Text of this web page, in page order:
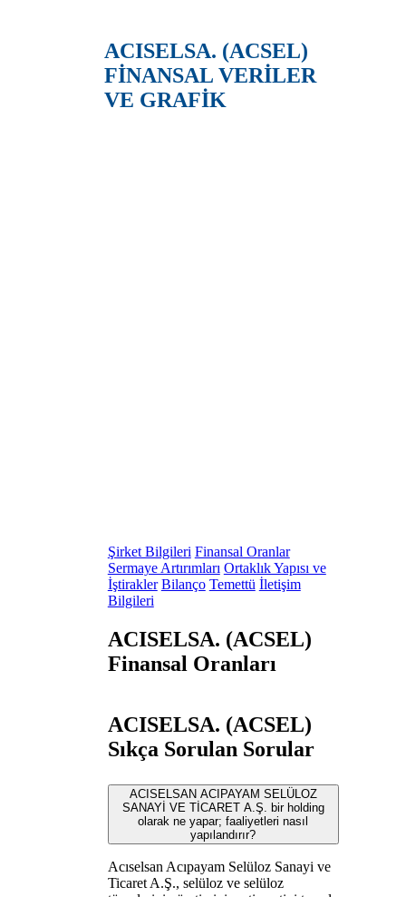
ACISELSA. (ACSEL)
FİNANSAL VERİLER
VE GRAFİK
Şirket Bilgileri Finansal Oranlar
Sermaye Artırımları Ortaklık Yapısı ve
İştirakler Bilanço Temettü İletişim
Bilgileri
ACISELSA. (ACSEL)
Finansal Oranları
ACISELSA. (ACSEL)
Sıkça Sorulan Sorular
ACISELSAN ACIPAYAM SELÜLOZ
SANAYİ VE TİCARET A.Ş. bir holding
olarak ne yapar; faaliyetleri nasıl
yapılandırır?
Acıselsan Acıpayam Selüloz Sanayi ve
Ticaret A.Ş., selüloz ve selüloz